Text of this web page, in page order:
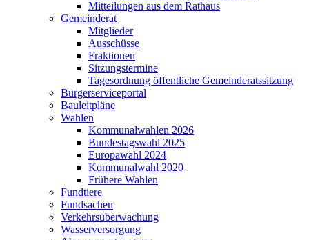
Mitteilungen aus dem Rathaus
Gemeinderat
Mitglieder
Ausschüsse
Fraktionen
Sitzungstermine
Tagesordnung öffentliche Gemeinderatssitzung
Bürgerserviceportal
Bauleitpläne
Wahlen
Kommunalwahlen 2026
Bundestagswahl 2025
Europawahl 2024
Kommunalwahl 2020
Frühere Wahlen
Fundtiere
Fundsachen
Verkehrsüberwachung
Wasserversorgung